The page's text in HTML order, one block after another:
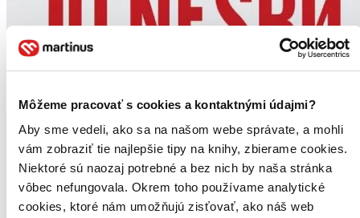
Môžeme pracovať s cookies a kontaktnými údajmi?
Aby sme vedeli, ako sa na našom webe správate, a mohli
vám zobraziť tie najlepšie tipy na knihy, zbierame cookies.
Niektoré sú naozaj potrebné a bez nich by naša stránka
vôbec nefungovala. Okrem toho používame analytické
cookies, ktoré nám umožňujú zisťovať, ako náš web